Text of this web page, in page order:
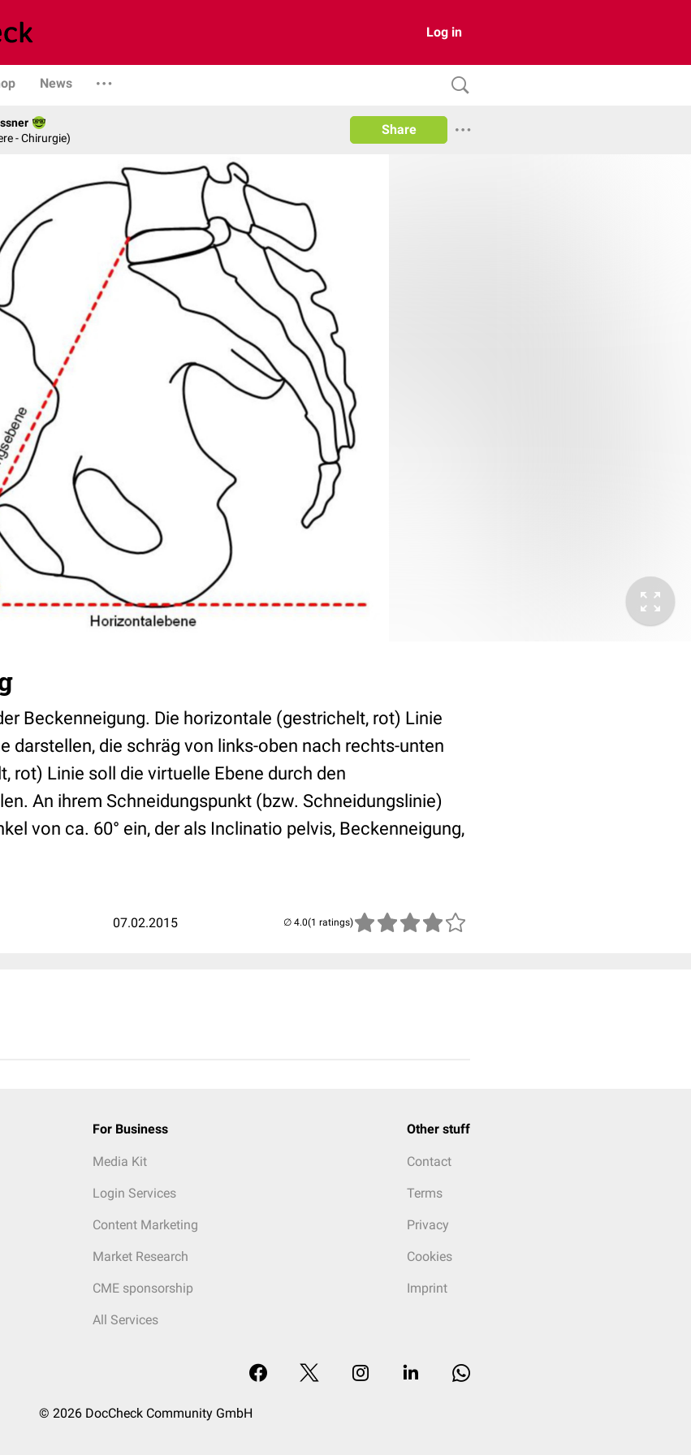
Log in
News
- Chirurgie)
Share
Beckenneigung. Die horizontale (gestrichelt, rot) Linie
darstellen, die schräg von links-oben nach rechts-unten
rot) Linie soll die virtuelle Ebene durch den
An ihrem Schneidungspunkt (bzw. Schneidungslinie)
von ca. 60° ein, der als Inclinatio pelvis, Beckenneigung,
07.02.2015 (1 ratings)
For Business
Media Kit
Login Services
Content Marketing
Market Research
CME sponsorship
All Services
Other stuff
Contact
Terms
Privacy
Cookies
Imprint
© 2026 DocCheck Community GmbH